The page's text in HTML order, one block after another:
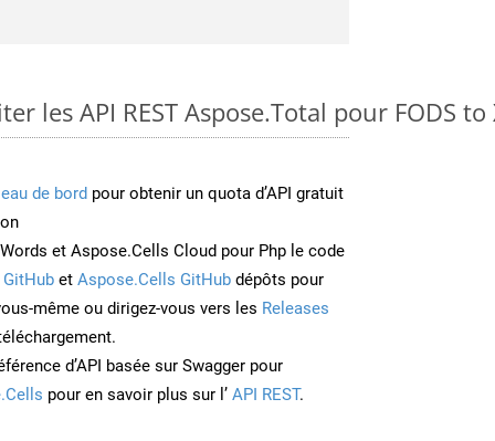
les API REST Aspose.Total pour FODS to
de bord pour obtenir un quota d’API gratuit
et Aspose.Cells Cloud pour Php le code
et Aspose.Cells GitHub dépôts pour
même ou dirigez-vous vers les Releases
d’API basée sur Swagger pour
pour en savoir plus sur l’ API REST.